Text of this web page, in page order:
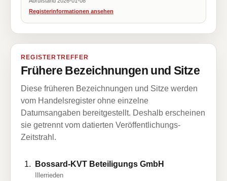
Registerinformationen ansehen
REGISTERTREFFER
Frühere Bezeichnungen und Sitze
Diese früheren Bezeichnungen und Sitze werden
vom Handelsregister ohne einzelne
Datumsangaben bereitgestellt. Deshalb erscheinen
sie getrennt vom datierten Veröffentlichungs-
Zeitstrahl.
Bossard-KVT Beteiligungs GmbH
Illerrieden